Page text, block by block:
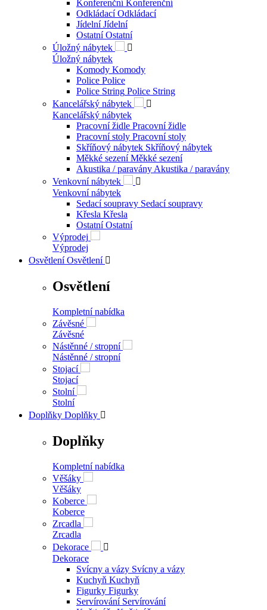
Konferenční Konferenční
Odkládací Odkládací
Jídelní Jídelní
Ostatní Ostatní
Úložný nábytek

Úložný nábytek
Komody Komody
Police Police
Police String Police String
Kancelářský nábytek

Kancelářský nábytek
Pracovní židle Pracovní židle
Pracovní stoly Pracovní stoly
Skříňový nábytek Skříňový nábytek
Měkké sezení Měkké sezení
Akustika / paravány Akustika / paravány
Venkovní nábytek

Venkovní nábytek
Sedací soupravy Sedací soupravy
Křesla Křesla
Ostatní Ostatní
Výprodej
Výprodej
Osvětlení Osvětlení 
Osvětlení
Kompletní nabídka
Závěsné
Závěsné
Nástěnné / stropní
Nástěnné / stropní
Stojací
Stojací
Stolní
Stolní
Doplňky Doplňky 
Doplňky
Kompletní nabídka
Věšáky
Věšáky
Koberce
Koberce
Zrcadla
Zrcadla
Dekorace

Dekorace
Svícny a vázy Svícny a vázy
Kuchyň Kuchyň
Figurky Figurky
Servírování Servírování